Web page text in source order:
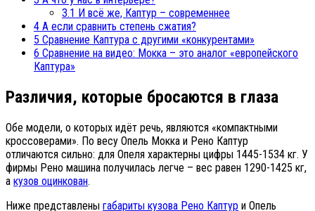
3.1 И всё же, Каптур – современнее
4 А если сравнить степень сжатия?
5 Сравнение Каптура с другими «конкурентами»
6 Сравнение на видео: Мокка – это аналог «европейского
Каптура»
Различия, которые бросаются в глаза
Обе модели, о которых идёт речь, являются «компактными
кроссоверами». По весу Опель Мокка и Рено Каптур
отличаются сильно: для Опеля характерны цифры 1445-1534 кг. У
фирмы Рено машина получилась легче – вес равен 1290-1425 кг,
а кузов оцинкован.
Ниже представлены габариты кузова Рено Каптур и Опель